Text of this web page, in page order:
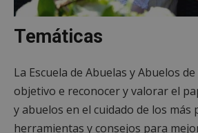
Temáticas
La Escuela de Abuelas y Abuelos
objetivo e reconocer y valorar el
y abuelos en el cuidado de los más
herramientas y consejos para